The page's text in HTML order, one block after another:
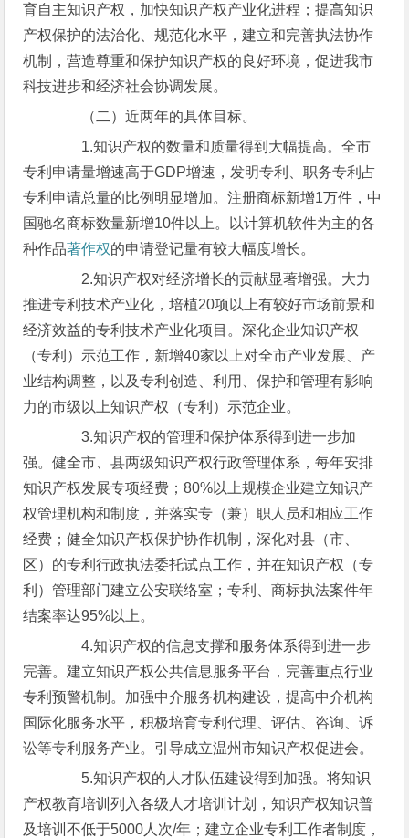
育自主知识产权，加快知识产权产业化进程；提高知识
产权保护的法治化、规范化水平，建立和完善执法协作
机制，营造尊重和保护知识产权的良好环境，促进我市
科技进步和经济社会协调发展。
（二）近两年的具体目标。
1.知识产权的数量和质量得到大幅提高。全市
专利申请量增速高于GDP增速，发明专利、职务专利占
专利申请总量的比例明显增加。注册商标新增1万件，中
国驰名商标数量新增10件以上。以计算机软件为主的各
种作品著作权的申请登记量有较大幅度增长。
2.知识产权对经济增长的贡献显著增强。大力
推进专利技术产业化，培植20项以上有较好市场前景和
经济效益的专利技术产业化项目。深化企业知识产权
（专利）示范工作，新增40家以上对全市产业发展、产
业结构调整，以及专利创造、利用、保护和管理有影响
力的市级以上知识产权（专利）示范企业。
3.知识产权的管理和保护体系得到进一步加
强。健全市、县两级知识产权行政管理体系，每年安排
知识产权发展专项经费；80%以上规模企业建立知识产
权管理机构和制度，并落实专（兼）职人员和相应工作
经费；健全知识产权保护协作机制，深化对县（市、
区）的专利行政执法委托试点工作，并在知识产权（专
利）管理部门建立公安联络室；专利、商标执法案件年
结案率达95%以上。
4.知识产权的信息支撑和服务体系得到进一步
完善。建立知识产权公共信息服务平台，完善重点行业
专利预警机制。加强中介服务机构建设，提高中介机构
国际化服务水平，积极培育专利代理、评估、咨询、诉
讼等专利服务产业。引导成立温州市知识产权促进会。
5.知识产权的人才队伍建设得到加强。将知识
产权教育培训列入各级人才培训计划，知识产权知识普
及培训不低于5000人次/年；建立企业专利工作者制度，